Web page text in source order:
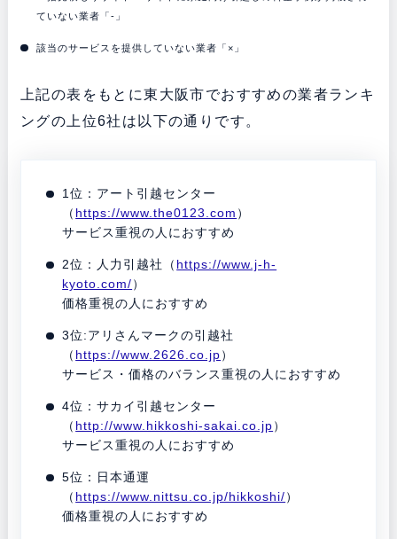
ていない業者「-」
該当のサービスを提供していない業者「×」
上記の表をもとに東大阪市でおすすめの業者ランキ
ングの上位6社は以下の通りです。
1位：アート引越センター
（ https://www.the0123.com ）
サービス重視の人におすすめ
2位：人力引越社（ https://www.j-h-
kyoto.com/）
価格重視の人におすすめ
3位:アリさんマークの引越社
（ https://www.2626.co.jp）
サービス・価格のバランス重視の人におすすめ
4位：サカイ引越センター
（ http://www.hikkoshi-sakai.co.jp）
サービス重視の人におすすめ
5位：日本通運
（ https://www.nittsu.co.jp/hikkoshi/）
価格重視の人におすすめ